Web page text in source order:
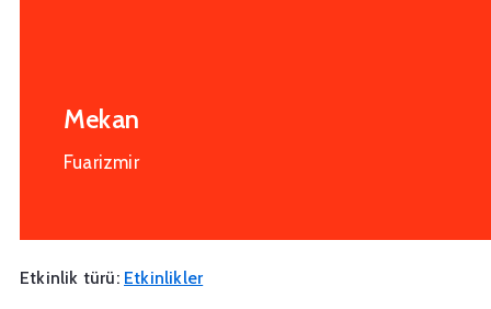
Mekan
Fuarizmir
Etkinlik türü: Etkinlikler